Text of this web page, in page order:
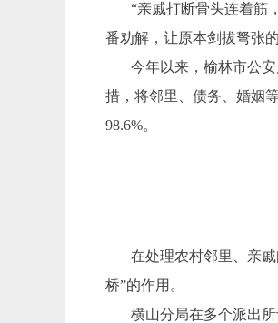
“亲戚打断骨头连着筋
番劝解，让原本剑拔弩张
今年以来，榆林市公
措，将邻里、债务、婚姻
98.6%。
在处理农村邻里、亲
桥”的作用。
横山分局在多个派出